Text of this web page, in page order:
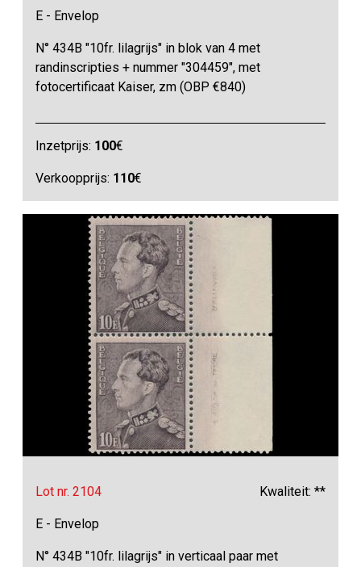
E - Envelop
N° 434B "10fr. lilagrijs" in blok van 4 met
randinscripties + nummer "304459", met
fotocertificaat Kaiser, zm (OBP €840)
Inzetprijs: 100€
Verkoopprijs: 110€
Lot nr. 2104 Kwaliteit: **
E - Envelop
N° 434B "10fr. lilagrijs" in verticaal paar met